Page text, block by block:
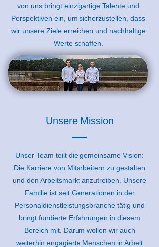
von uns bringt einzigartige Talente und
Perspektiven ein, um sicherzustellen, dass
wir unsere Ziele erreichen und nachhaltige
Werte schaffen.
Unsere Mission
Unser Team teilt die gemeinsame Vision:
Die Karriere von Mitarbeitern zu gestalten
und den Arbeitsmarkt anzutreiben. Unsere
Familie ist seit Generationen in der
Personaldienstleistungsbranche tätig und
bringt fundierte Erfahrungen in diesem
Bereich mit. Darum wollen wir auch
weiterhin engagierte Menschen in Arbeit